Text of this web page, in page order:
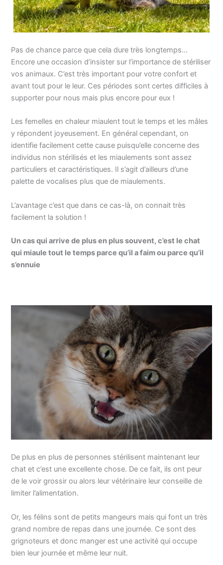
Pas de chance parce que cela dure très longtemps…
Encore une occasion d’insister sur l’importance de stériliser
vos animaux. C’est très important pour votre confort et
avant tout pour le leur. Ces périodes sont certes difficiles à
supporter pour nous mais plus encore pour eux !
Les femelles en chaleur miaulent tout le temps et les mâles
y répondent joyeusement. En général cependant, on
identifie facilement cette cause puisqu’elle concerne des
individus non stérilisés et les miaulements sont assez
particuliers et caractéristiques. Il s’agit d’ailleurs d’une
palette de vocalises plus que de miaulements.
L’avantage c’est que dans ce cas-là, on connait très
facilement la solution !
Un cas qui arrive de plus en plus souvent, c’est le chat
qui miaule tout le temps parce qu’il a faim ou parce qu’il
s’ennuie
De plus en plus de personnes stérilisent maintenant leur
chat et c’est une excellente chose. De ce fait, ils ont peur
de le voir grossir ou alors leur vétérinaire leur conseille de
limiter l’alimentation.
Or, les félins sont de petits mangeurs mais qui font un très
grand nombre de repas dans une journée. Ce sont des
grignoteurs et donc manger est une activité qui occupe
bien leur journée et même leur nuit.